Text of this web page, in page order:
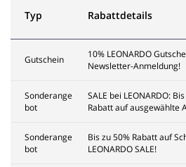
Typ Rabattdetails
Gutschein
10% LEONARDO
Newsletter-Anmeldung!
Sonderange
bot
SALE bei LEONARDO:
Rabatt auf ausgewählte
Sonderange
bot
Bis zu 50% Rabatt auf
LEONARDO SALE!